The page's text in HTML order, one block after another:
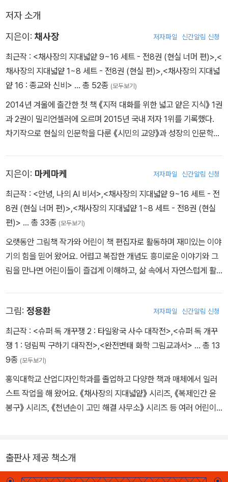
중세의 길고 어두운 터널을 빠져나온 채 일행. 근대의 아침이 밝아오
기를 기다리며 그들 발 앞에 놓인 희미한 빛을 따라 걷는다. 그런데 그
래 길임을 파악한다. 비록 길이 나뉘더라도 이 모든 것이 진리를 찾는
과정이라면, 언젠가 하나로 만날 것임을 직감하는 알파. 그렇게 채와
알파는 두 길을 나누어서 걸어 보기로 한다.
합리론의 길을 따라간 채와 피노가 도착한 곳은 다름 아닌 데카르트
의 꿈속이었다. 외딴 오두막에 홀로 남은 데카르트는 보이는 것, 들리
는 것, 냄새 맡는 것 등 감각할 수 있는 모든 것들이 믿을 수 있는 확실
인류의 진보를 믿으며 아는 것이 힘이라고 주장한다. 아리스토텔레스
로 대표되는 기존의 철학을 비판하고 과학적 실험의 중요성에 대해
설파한다.
이어서 칸트와 니체까지 여러 철학자들을 통해 이성과 경험에 대해
들의 피상적인 삶을 만나고 난 뒤에는 생각이 많아진다. ‘인간은 대체
왜 사는 걸까?’ ‘무엇을 위해 살아야 할까?’ 인간이 되고 싶다는 생각
을 언제나 마음에 품고 살았지만 인생의 허무 앞에서 방황하는 피노.
과연 피노는 이 모든 고민을 해결하고 인간이 될 수 있을까?
복잡한 철학사를 한번에 이해할 수 있도록
핵심만 뽑아 낸 살아 있는 철학 이야기!
저자 소개
지은이: 채사장 저자파일 신간알림 신청
최근작 : <채사장의 지대넓얕 9~16 세트 - 전8권 (현실 너머 편)>,<
채사장의 지대넓얕 1~8 세트 - 전8권 (현실 편)>,<채사장의 지대넓
얕 16 : 종교와 신비> … 총 52종 (모두보기)
2014년 겨울에 출간한 첫 책 《지적 대화를 위한 넓고 얕은 지식》 1권
과 2권이 밀리언셀러에 오르며 2015년 국내 저자 1위를 기록했다.
차기작으로 현실의 인문학을 다룬 《시민의 교양》과 성장의 인문학을
흥행하는 인문학 작가가 되었다. 저자는 세계에 대한 관심에서 자아
에 대한 탐구로 더욱 넓어지며 점점 깊어졌다. 그 결과물이 2019년
겨울에 출간한 《지적 대화를 위한 넓고 얕은 지식》 제로 편이다. 이
책을 통해 저자는 인간의 가장 본질적 질문인 자아와 세계 그리고 그
심은 지식에서 실천으로 확장되었다. 떠도는 말이 아니라 그 말 이면
의 구체적 체험이 비로소 우리를 자아와 세계에 대한 진실에 다가서
게 한다는 깊은 이해를 바탕으로 출간한 책이 2021년에 출간한 첫 소
설 《소마》이며, 그로부터 3년 후에 출간한 이 책 《지적 대화를 위한
넓고 얕은 지식》 무한 편이다. 저자는 현대인이 혼란에서 벗어나 내면
라진 자리인 침묵에 관심을 기울이고 있으며, 일상이라는 소소한 정
원을 가꾸는 삶을 배워가고 있다.
지은이: 마케마케 저자파일 신간알림 신청
최근작 : <안녕, 나의 AI 비서>,<채사장의 지대넓얕 9~16 세트 - 전
8권 (현실 너머 편)>,<채사장의 지대넓얕 1~8 세트 - 전8권 (현실
편)> … 총 33종 (모두보기)
오랫동안 그림책 작가와 어린이 책 편집자로 활동하며 재미있는 이야
기의 힘을 믿어 왔어요. 어렵고 복잡한 개념도 흥미로운 이야기와 그
림을 만나면 어린이들이 즐겁게 이해하고, 삶 속에서 자연스럽게 활
고 집필하고 있어요. 대표작으로는 《채사장의 지대넓얕》 시리즈와
《빅티처》 시리즈가 있어요.
그림: 정용환 저자파일 신간알림 신청
최근작 : <슈퍼 독 개꾸쟁 2 : 타일왕국 사수 대작전>,<슈퍼 독 개꾸
쟁 1 : 덩림픽 구하기 대작전>,<완전변태 화학 그림교과서> … 총 13
9종 (모두보기)
홍익대학교 산업디자인학과를 졸업하고 다양한 책과 매체에서 일러
스트 작업을 해 왔어요. 《채사장의 지대넓얕》 시리즈, 《복제인간 윤
봉구》 시리즈, 《천년손이 고민 해결 사무소》 시리즈 등 여러 어린이
출판사 제공 책소개